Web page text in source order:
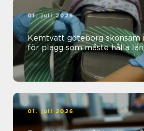
01. juli 2026
Kemtvätt göteborg skonsam rengöring
för plagg som måste hålla
01. juli 2026